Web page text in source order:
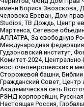
имени Бориса Звозскова,
человека Ереван, Дом
Studios, ТВ Дождь, Центр
Мартенса, Сетевое
АЛЛАТРА, За свободную
Международная
Гудзоновский институт,
Комитет-2024,
восточноевропейских и
Сторожевой башни,
Гражданский Совет, Центр
Академическая сеть
РЭНД корпорейшн,
Настоящая Россия,